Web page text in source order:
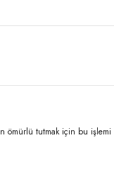
ömürlü tutmak için bu işlemi